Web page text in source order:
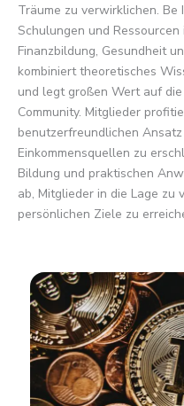
Träume zu verwirklichen.
Schulungen und
Finanzbildung, Gesundheit
kombiniert theoretisches
und legt großen Wert auf
Community. Mitglieder
benutzerfreundlichen
Einkommensquellen zu
Bildung und praktischen
ab, Mitglieder in die Lage zu
persönlichen Ziele zu